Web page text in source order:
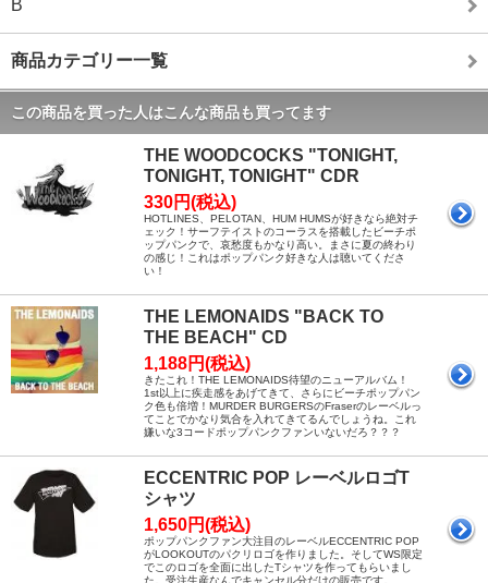
B
商品カテゴリー一覧
この商品を買った人はこんな商品も買ってます
THE WOODCOCKS "TONIGHT,
TONIGHT, TONIGHT" CDR
330円(税込)
HOTLINES、PELOTAN、HUM HUMSが好きなら絶対チ
ェック！サーフテイストのコーラスを搭載したビーチポ
ップパンクで、哀愁度もかなり高い。まさに夏の終わり
の感じ！これはポップパンク好きな人は聴いてくださ
い！
THE LEMONAIDS "BACK TO
THE BEACH" CD
1,188円(税込)
きたこれ！THE LEMONAIDS待望のニューアルバム！
1st以上に疾走感をあげてきて、さらにビーチポップパン
ク色も倍増！MURDER BURGERSのFraserのレーベルっ
てことでかなり気合を入れてきてるんでしょうね。これ
嫌いな3コードポップパンクファンいないだろ？？？
ECCENTRIC POP レーベルロゴT
シャツ
1,650円(税込)
ポップパンクファン大注目のレーベルECCENTRIC POP
がLOOKOUTのパクリロゴを作りました。そしてWS限定
でこのロゴを全面に出したTシャツを作ってもらいまし
た。受注生産なんでキャンセル分だけの販売です。